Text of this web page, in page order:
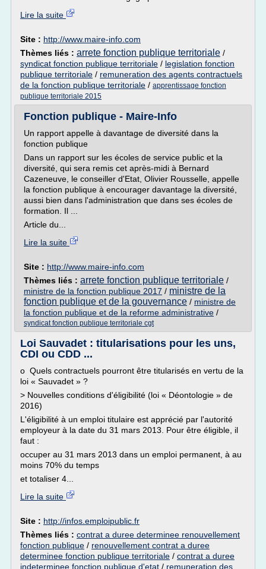
Lire la suite
Site : http://www.maire-info.com
Thèmes liés : arrete fonction publique territoriale /
syndicat fonction publique territoriale / legislation fonction
publique territoriale / remuneration des agents contractuels
de la fonction publique territoriale / apprentissage fonction
publique territoriale 2015
Fonction publique - Maire-Info
Un rapport appelle à davantage de diversité dans la
fonction publique
Dans un rapport sur les écoles de service public et la
diversité, qui sera remis cet après-midi à Bernard
Cazeneuve, le conseiller d'Etat, Olivier Rousselle, appelle
la fonction publique à encourager davantage la diversité,
aussi bien dans l'administration que dans ses écoles de
formation. Il ...
Article du...
Lire la suite
Site : http://www.maire-info.com
Thèmes liés : arrete fonction publique territoriale /
ministre de la fonction publique 2017 / ministre de la
fonction publique et de la gouvernance / ministre de
la fonction publique et de la reforme administrative /
syndicat fonction publique territoriale cgt
Loi Sauvadet : titularisations pour les uns,
CDI ou CDD ...
o Quels contractuels pourront être titularisés en vertu de la
loi « Sauvadet » ?
> Nouvelles conditions d'éligibilité (loi « Déontologie » de
2016)
L'éligibilité à un emploi titulaire est apprécié par l'autorité
employeur à la date du 31 mars 2013. Pour être éligible, il
faut :
occuper au 31 mars 2013 dans un emploi permanent, à au
moins 70% du temps
et totaliser 4...
Lire la suite
Site : http://infos.emploipublic.fr
Thèmes liés : contrat a duree determinee renouvellement
fonction publique / renouvellement contrat a duree
determinee fonction publique territoriale / contrat a duree
indeterminee fonction publique d'etat / remuneration des